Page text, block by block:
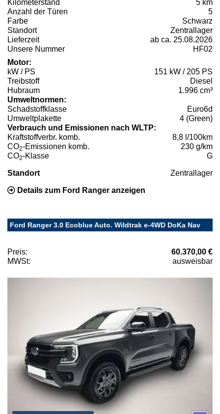
Kilometerstand
5 km
Anzahl der Türen
5
Farbe
Schwarz
Standort
Zentrallager
Lieferzeit
ab ca. 25.08.2026
Unsere Nummer
HF02
Motor:
kW / PS
151 kW / 205 PS
Treibstoff
Diesel
Hubraum
1.996 cm³
Umweltnormen:
Schadstoffklasse
Euro6d
Umweltplakette
4 (Green)
Verbrauch und Emissionen nach WLTP:
Kraftstoffverbr. komb.
8,8 l/100km
CO2-Emissionen komb.
230 g/km
CO2-Klasse G
Standort Zentrallager
Details zum Ford Ranger anzeigen
Ford Ranger 3.0 Ecoblue Auto. Wildtrak e-4WD DoKa Nav
Preis:
60.370,00 €
MWSt:
ausweisbar